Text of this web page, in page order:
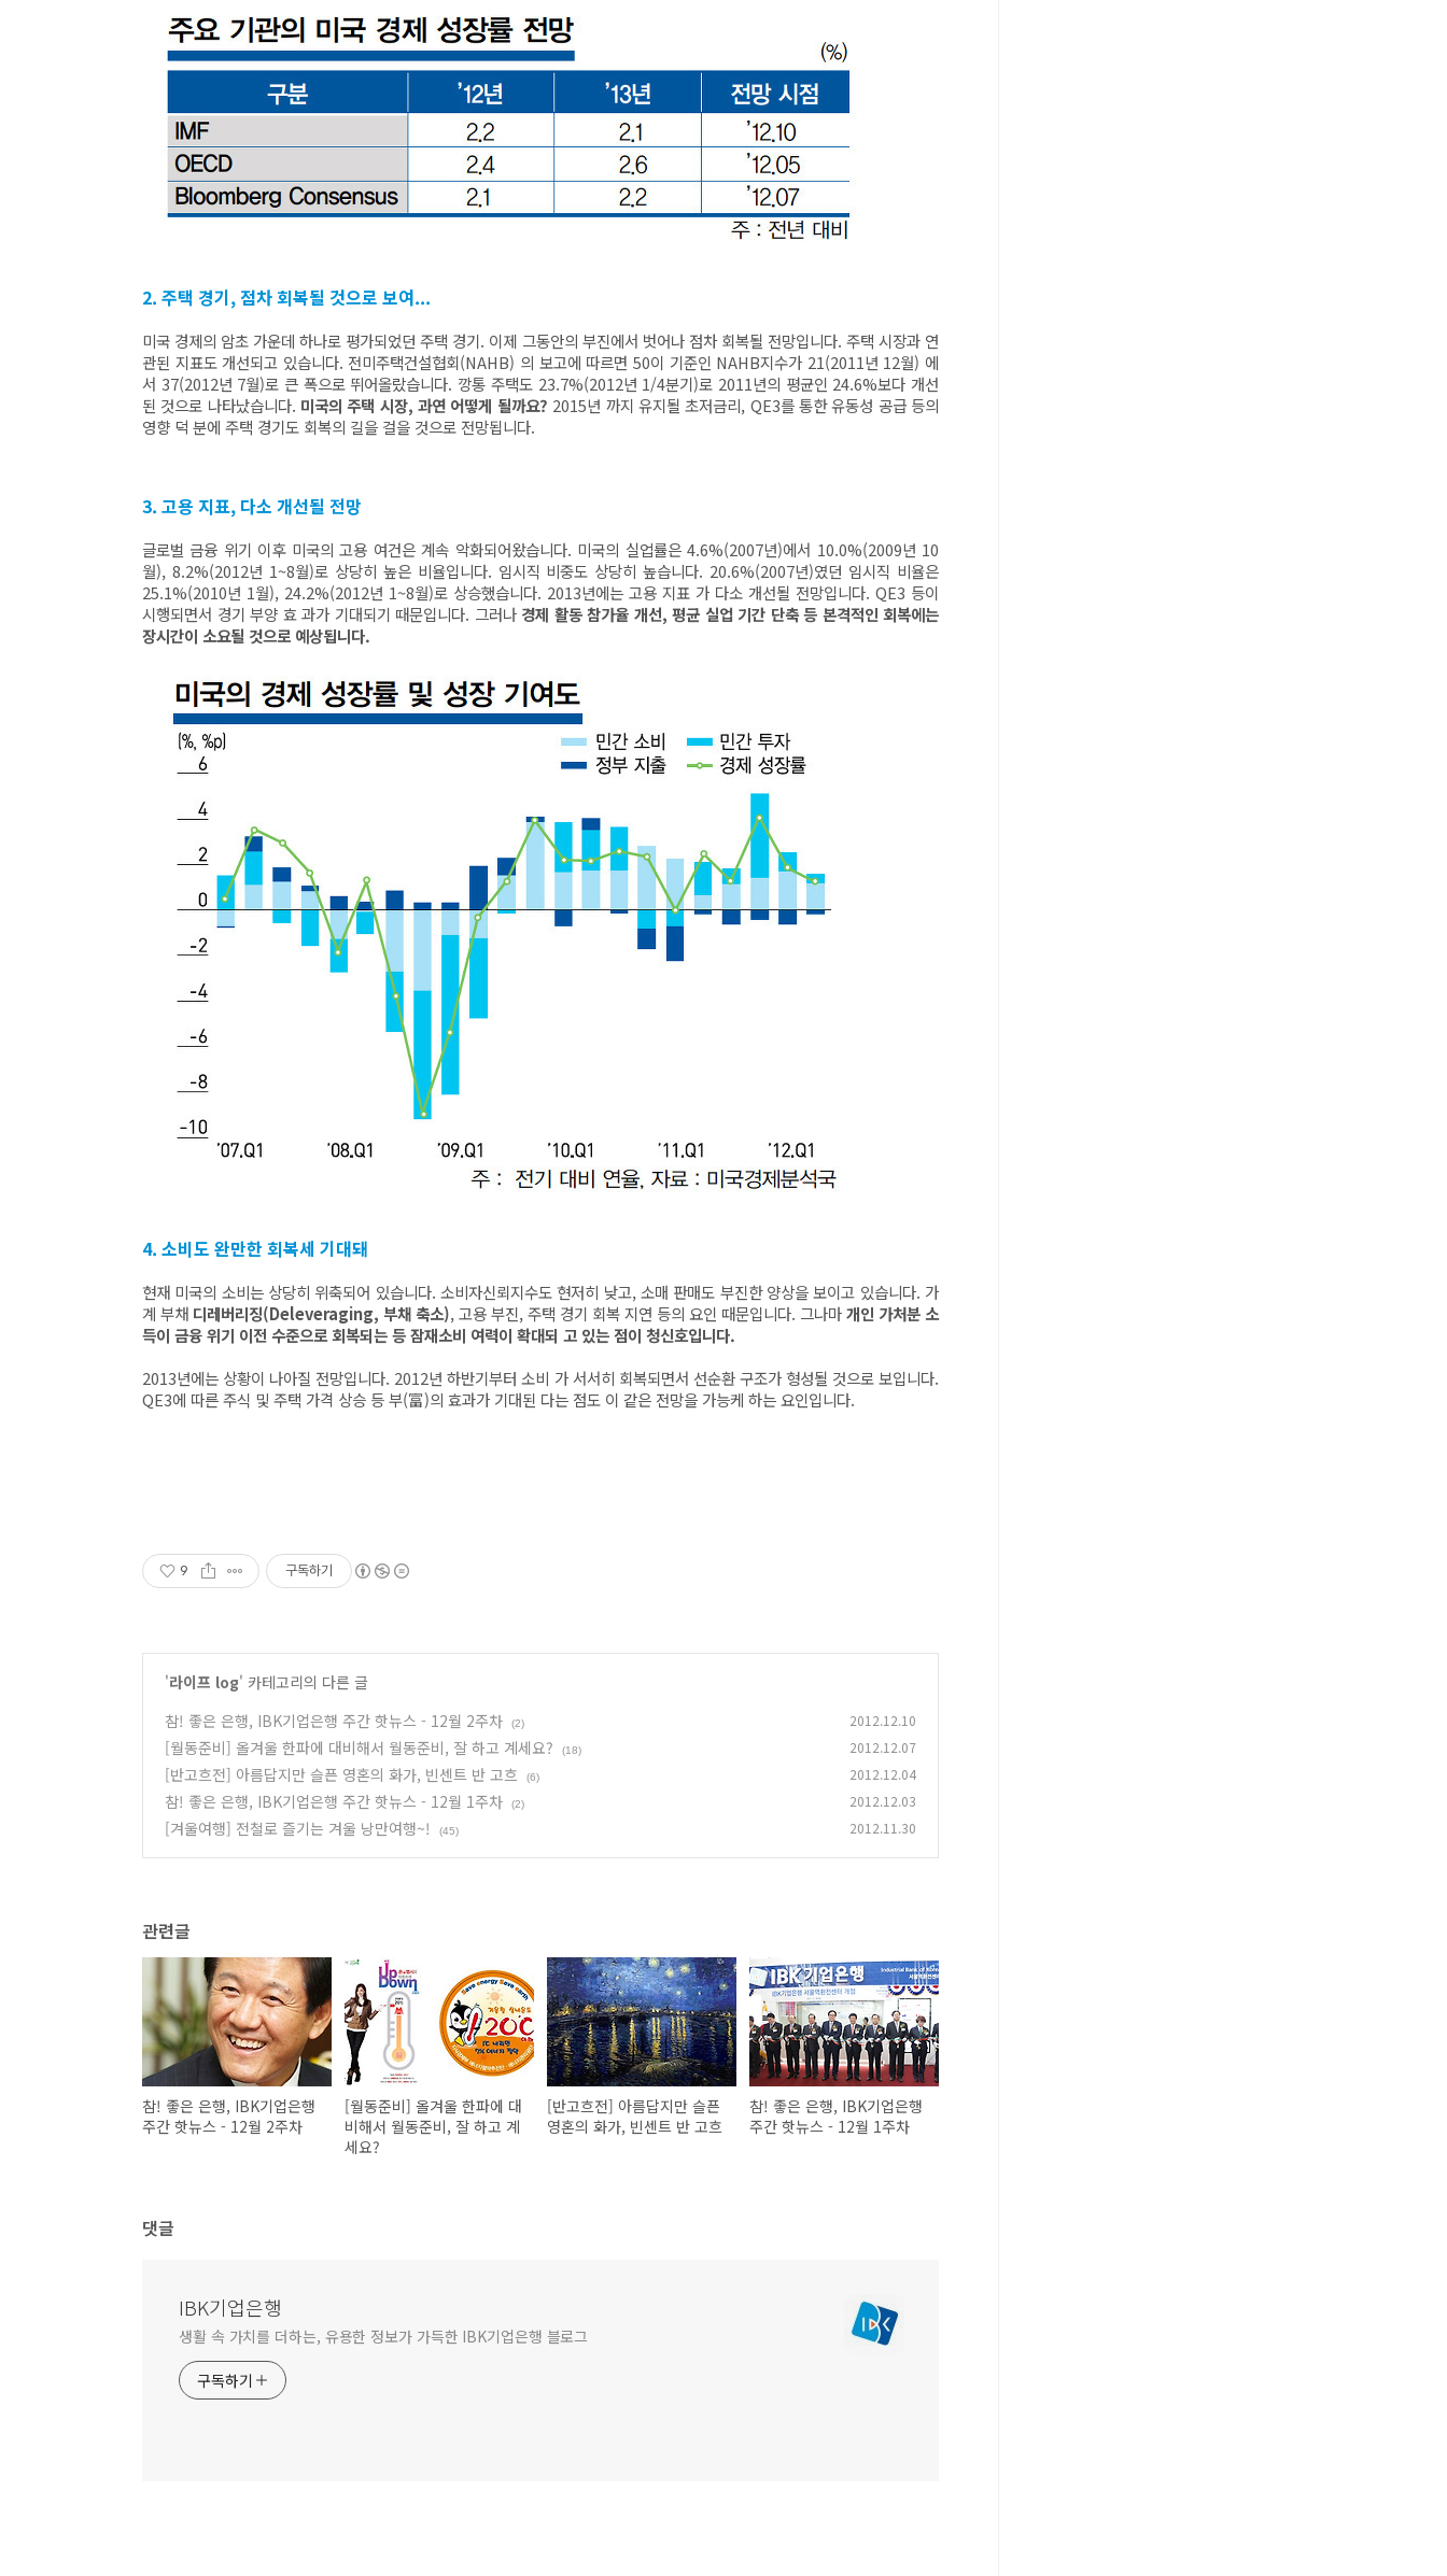
2. 주택 경기, 점차 회복될 것으로 보여...
미국 경제의 암초 가운데 하나로 평가되었던 주택 경기. 이제 그동안의 부진에서 벗어나 점차 회복될 전망입니다. 주택 시장과 연
관된 지표도 개선되고 있습니다. 전미주택건설협회(NAHB) 의 보고에 따르면 50이 기준인 NAHB지수가 21(2011년 12월) 에
서 37(2012년 7월)로 큰 폭으로 뛰어올랐습니다. 깡통 주택도 23.7%(2012년 1/4분기)로 2011년의 평균인 24.6%보다 개선
된 것으로 나타났습니다. 미국의 주택 시장, 과연 어떻게 될까요? 2015년 까지 유지될 초저금리, QE3를 통한 유동성 공급 등의
영향 덕 분에 주택 경기도 회복의 길을 걸을 것으로 전망됩니다.
3. 고용 지표, 다소 개선될 전망
글로벌 금융 위기 이후 미국의 고용 여건은 계속 악화되어왔습니다. 미국의 실업률은 4.6%(2007년)에서 10.0%(2009년 10
월), 8.2%(2012년 1~8월)로 상당히 높은 비율입니다. 임시직 비중도 상당히 높습니다. 20.6%(2007년)였던 임시직 비율은
25.1%(2010년 1월), 24.2%(2012년 1~8월)로 상승했습니다. 2013년에는 고용 지표 가 다소 개선될 전망입니다. QE3 등이
시행되면서 경기 부양 효 과가 기대되기 때문입니다. 그러나 경제 활동 참가율 개선, 평균 실업 기간 단축 등 본격적인 회복에는
장시간이 소요될 것으로 예상됩니다.
4. 소비도 완만한 회복세 기대돼
현재 미국의 소비는 상당히 위축되어 있습니다. 소비자신뢰지수도 현저히 낮고, 소매 판매도 부진한 양상을 보이고 있습니다. 가
계 부채 디레버리징(Deleveraging, 부채 축소), 고용 부진, 주택 경기 회복 지연 등의 요인 때문입니다. 그나마개인 가처분 소
득이 금융 위기 이전 수준으로 회복되는 등 잠재소비 여력이 확대되 고 있는 점이 청신호입니다.
2013년에는 상황이 나아질 전망입니다. 2012년 하반기부터 소비 가 서서히 회복되면서 선순환 구조가 형성될 것으로 보입니다.
QE3에 따른 주식 및 주택 가격 상승 등 부(富)의 효과가 기대된 다는 점도 이 같은 전망을 가능케 하는 요인입니다.
9 구독하기
'라이프 log' 카테고리의 다른 글
참! 좋은 은행, IBK기업은행 주간 핫뉴스 - 12월 2주차
(2) 2012.12.10
[월동준비] 올겨울 한파에 대비해서 월동준비, 잘 하고 계세요? (18) 2012.12.07
[반고흐전] 아름답지만 슬픈 영혼의 화가, 빈센트 반 고흐 (6) 2012.12.04
참! 좋은 은행, IBK기업은행 주간 핫뉴스 - 12월 1주차 (2) 2012.12.03
[겨울여행] 전철로 즐기는 겨울 낭만여행~! (45) 2012.11.30
관련글
참! 좋은 은행, IBK기업은행
주간 핫뉴스 - 12월 2주차
[월동준비] 올겨울 한파에 대
비해서 월동준비, 잘 하고 계
세요?
[반고흐전] 아름답지만 슬픈
영혼의 화가, 빈센트 반 고흐
참! 좋은 은행, IBK기업은행
주간 핫뉴스 - 12월 1주차
댓글
IBK기업은행
생활 속 가치를 더하는, 유용한 정보가 가득한 IBK기업은행 블로그
구독하기